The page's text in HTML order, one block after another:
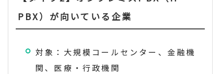
PBX）が向いている企業
対象：大規模コールセンター、金融機
関、医療・行政機関